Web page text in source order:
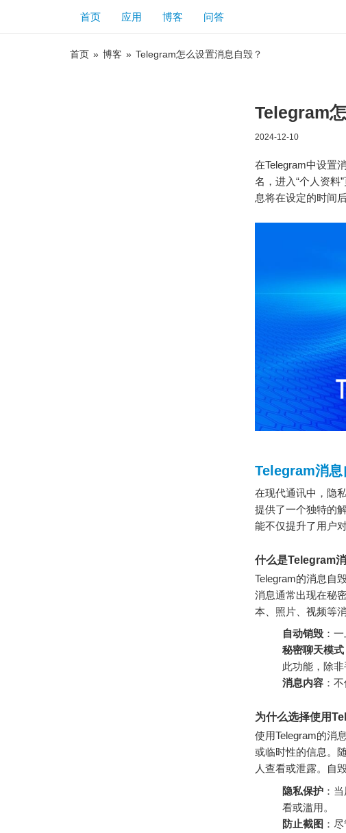
首页 应用 博客 问答
首页 » 博客 » Telegram怎么设置消息自毁？
Telegram
2024-12-10
在Telegram中设置
名，进入“个人资料
息将在设定的时间
Telegram消息
在现代通讯中，隐
提供了一个独特的
能不仅提升了用户
什么是Telegram
Telegram的消息自
消息通常出现在秘
本、照片、视频等
自动销毁 ：
秘密聊天模式
此功能，除非
消息内容 ：
为什么选择使用
使用Telegram的消
或临时性的信息。
人查看或泄露。自
隐私保护 ：
看或滥用。
防止截图 ：